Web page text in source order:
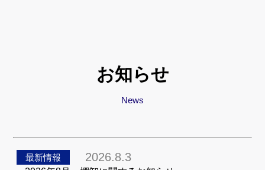
お知らせ
News
最新情報 2026.8.3